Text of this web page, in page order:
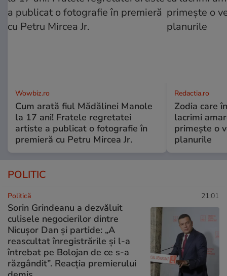
Wowbiz.ro
Cum arată fiul Mădălinei Manole
la 17 ani! Fratele regretatei
artiste a publicat o fotografie în
premieră cu Petru Mircea Jr.
Redactia.ro
Zodia care
lacrimi
primește o
planurile
POLITIC
Politică 21:01
Sorin Grindeanu a dezvăluit
culisele negocierilor dintre
Nicușor Dan și partide: „A
reascultat înregistrările și l-a
întrebat pe Bolojan de ce s-a
răzgândit”. Reacția premierului